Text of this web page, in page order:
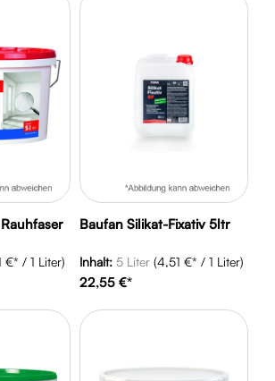
€* / 1 Liter)
Baufan Silikat-Fixativ 5ltr
Inhalt: 5 Liter (4,51 €* / 1 Liter)
22,55 €*